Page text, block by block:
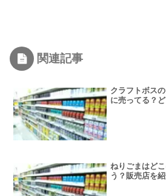
関連記事
クラフトボス
に売ってる？
ねりごまはど
う？販売店を